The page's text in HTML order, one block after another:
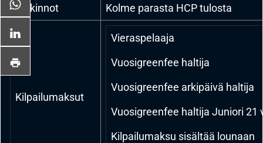
Palkinnot
Kolme parasta HCP tulosta
Kilpailumaksut
Vieraspelaaja
Vuosigreenfee haltija
Vuosigreenfee arkipäivä haltija
Vuosigreenfee haltija Juniori 21
Kilpailumaksu sisältää lounaan